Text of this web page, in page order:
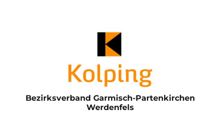
Bezirksverband Garmisch-Partenkirchen
Werdenfels